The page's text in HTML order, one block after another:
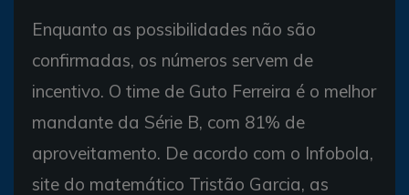
Enquanto as possibilidades não são
confirmadas, os números servem de
incentivo. O time de Guto Ferreira é o melhor
mandante da Série B, com 81% de
aproveitamento. De acordo com o Infobola,
site do matemático Tristão Garcia, as